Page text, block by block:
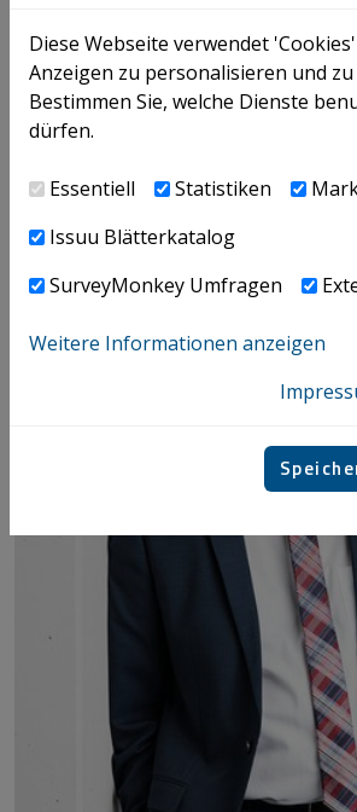
+43 732 69412 - 5999
E-MAIL V-CARD
Diese Webseite verwendet
Anzeigen zu personalisieren und
Bestimmen Sie, welche Dienste
dürfen.
Essentiell Statistiken
Issuu Blätterkatalog
SurveyMonkey Umfragen
Weitere Informationen anzeigen